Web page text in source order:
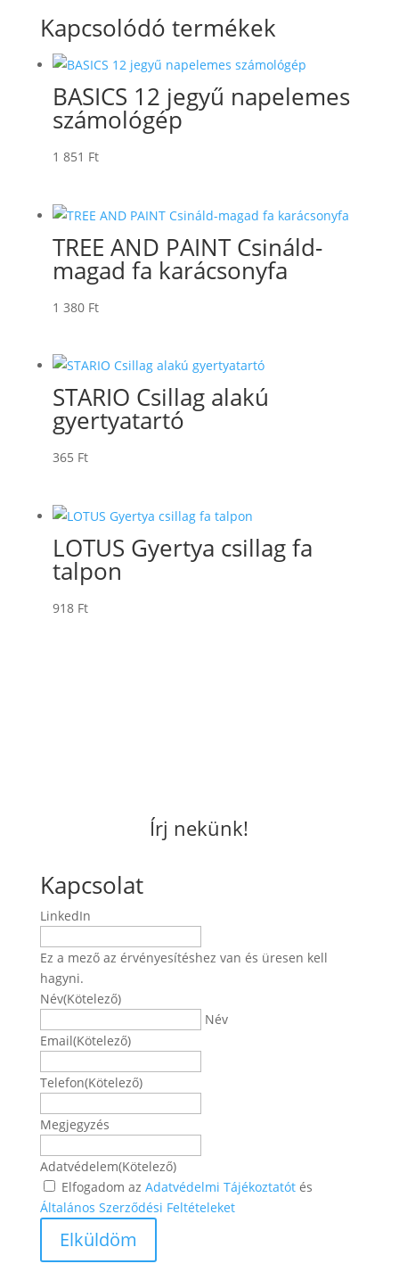
Kapcsolódó termékek
BASICS 12 jegyű napelemes
számológép
1 851 Ft
TREE AND PAINT Csináld-
magad fa karácsonyfa
1 380 Ft
STARIO Csillag alakú
gyertyatartó
365 Ft
LOTUS Gyertya csillag fa
talpon
918 Ft
Írj nekünk!
Kapcsolat
LinkedIn
Ez a mező az érvényesítéshez van és üresen kell
hagyni.
Név(Kötelező)
Név
Email(Kötelező)
Telefon(Kötelező)
Megjegyzés
Adatvédelem(Kötelező)
Elfogadom az Adatvédelmi Tájékoztatótés
Általános Szerződési Feltételeket